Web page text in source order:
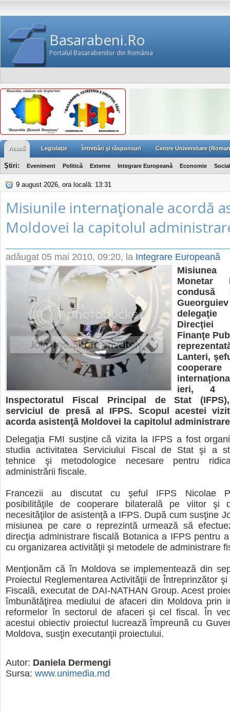
Basarabeni.Ro
Portalul Basarabenilor din România
Acasă Legislaţie Întrebări şi răspunsuri Centre Universitare
Ştiri: Eveniment Politică Externe Integrare Europeană Economie Social
9 august 2026, ora locală: 13:31
Misiunile internaţionale acordă
Moldovei la capitolul
adăugat 05 mai 2010, 09:20, la Integrare Europeană
Monetar
condusă
Direcţiei
Finanţe
Lanteri,
cooperare
ieri, 4
Inspectoratul Fiscal Principal de Stat
serviciul de presă al IFPS. Scopul acestei
acorda asistenţă Moldovei la capitolul
Delegaţia FMI susţine că vizita la IFPS a fost
studia activitatea Serviciului Fiscal de Stat şi a
tehnice şi metodologice necesare pentru
administrării fiscale.
Francezii au discutat cu şeful IFPS Nicolae
posibilităţile de cooperare bilaterală pe viitor şi
necesităţilor de asistenţă a IFPS. După cum susţine
misiunea pe care o reprezintă urmează să
direcţia administrare fiscală Botanica a IFPS pentru
cu organizarea activităţii şi metodele de administrare
Menţionăm că în Moldova se implementează din
Proiectul Reglementarea Activităţii de Întreprinzător
Fiscală, executat de DAI-NATHAN Group. Acest
îmbunătăţirea mediului de afaceri din Moldova prin
reformelor în sectorul de afaceri şi cel fiscal. În
acestui obiectiv proiectul lucrează împreună cu
Moldova, susţin executanţii proiectului.
Autor: Daniela Dermengi
Sursa: www.unimedia.md